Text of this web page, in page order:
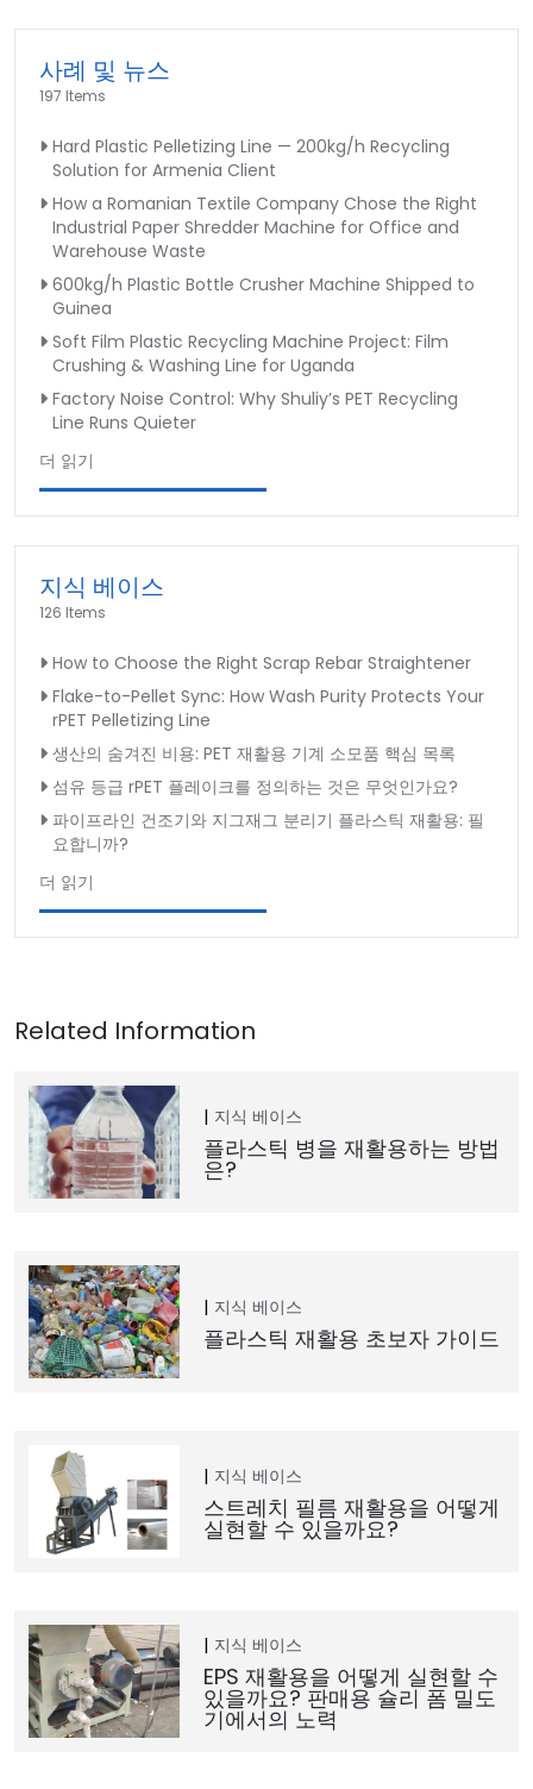
사례 및 뉴스
197 Items
Hard Plastic Pelletizing Line — 200kg/h Recycling
Solution for Armenia Client
How a Romanian Textile Company Chose the Right
Industrial Paper Shredder Machine for Office and
Warehouse Waste
600kg/h Plastic Bottle Crusher Machine Shipped to
Guinea
Soft Film Plastic Recycling Machine Project: Film
Crushing & Washing Line for Uganda
Factory Noise Control: Why Shuliy’s PET Recycling
Line Runs Quieter
더 읽기
지식 베이스
126 Items
How to Choose the Right Scrap Rebar Straightener
Flake-to-Pellet Sync: How Wash Purity Protects Your
rPET Pelletizing Line
생산의 숨겨진 비용: PET 재활용 기계 소모품 핵심 목록
섬유 등급 rPET 플레이크를 정의하는 것은 무엇인가요?
파이프라인 건조기와 지그재그 분리기 플라스틱 재활용: 필
요합니까?
더 읽기
지식 베이스
플라스틱 병을 재활용하는 방법
은?
지식 베이스
플라스틱 재활용 초보자 가이드
지식 베이스
스트레치 필름 재활용을 어떻게
실현할 수 있을까요?
지식 베이스
EPS 재활용을 어떻게 실현할 수
있을까요? 판매용 슐리 폼 밀도
기에서의 노력